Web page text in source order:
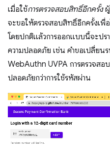
เมื่อใช้การตรวจสอบสิทธิ์อีกครั้งผู้
จะขอให้ตรวจสอบสิทธิ์อีกครั้งเพื่
โดยปกติแล้วการออกแบบนี้จะปร
ความปลอดภัย เช่น คำขอเปลี่ยน
WebAuthn UVPA การตรวจสอ
ปลอดภัยกว่าการใช้รหัสผ่าน